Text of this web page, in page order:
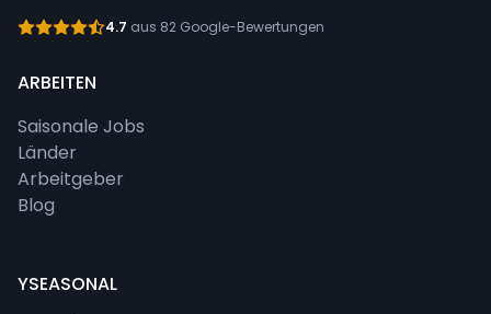
4.7 aus 82 Google-Bewertungen
ARBEITEN
Saisonale Jobs
Länder
Arbeitgeber
Blog
YSEASONAL